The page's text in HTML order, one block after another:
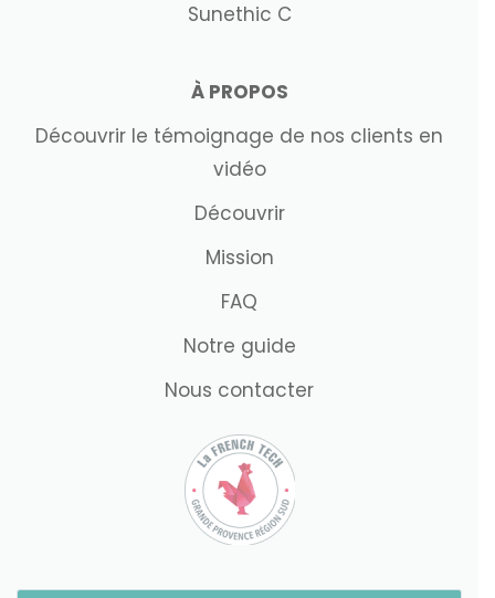
Sunethic C
À PROPOS
Découvrir le témoignage de nos clients en
vidéo
Découvrir
Mission
FAQ
Notre guide
Nous contacter